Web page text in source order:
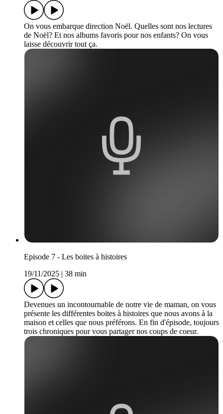
On vous embarque direction Noël. Quelles sont nos lectures
de Noël? Et nos albums favoris pour nos enfants? On vous
laisse découvrir tout ça.
Episode 7 - Les boites à histoires
19/11/2025 | 38 min
Devenues un incontournable de notre vie de maman, on vous
présente les différentes boites à histoires que nous avons à la
maison et celles que nous préférons. En fin d'épisode, toujours
trois chroniques pour vous partager nos coups de coeur.